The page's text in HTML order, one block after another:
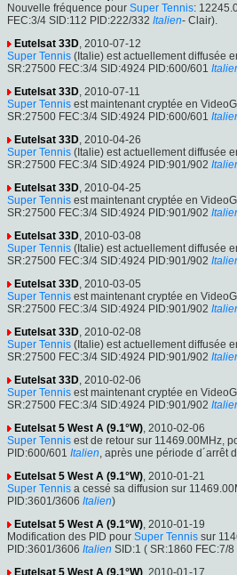
Nouvelle fréquence pour Super Tennis:
FEC:3/4 SID:112 PID:222/332 Italien- Clair).
Eutelsat 33D, 2010-07-12
Super Tennis (Italie) est actuellement diffusée
SR:27500 FEC:3/4 SID:4924 PID:600/601
Eutelsat 33D, 2010-07-11
Super Tennis est maintenant cryptée en
SR:27500 FEC:3/4 SID:4924 PID:600/601
Eutelsat 33D, 2010-04-26
Super Tennis (Italie) est actuellement diffusée
SR:27500 FEC:3/4 SID:4924 PID:901/902
Eutelsat 33D, 2010-04-25
Super Tennis est maintenant cryptée en
SR:27500 FEC:3/4 SID:4924 PID:901/902
Eutelsat 33D, 2010-03-08
Super Tennis (Italie) est actuellement diffusée
SR:27500 FEC:3/4 SID:4924 PID:901/902
Eutelsat 33D, 2010-03-05
Super Tennis est maintenant cryptée en
SR:27500 FEC:3/4 SID:4924 PID:901/902
Eutelsat 33D, 2010-02-08
Super Tennis (Italie) est actuellement diffusée
SR:27500 FEC:3/4 SID:4924 PID:901/902
Eutelsat 33D, 2010-02-06
Super Tennis est maintenant cryptée en
SR:27500 FEC:3/4 SID:4924 PID:901/902
Eutelsat 5 West A (9.1°W), 2010-02-06
Super Tennis est de retour sur 11469.00MHz,
PID:600/601 Italien, après une période d´arrêt
Eutelsat 5 West A (9.1°W), 2010-01-21
Super Tennis a cessé sa diffusion sur
PID:3601/3606 Italien)
Eutelsat 5 West A (9.1°W), 2010-01-19
Modification des PID pour Super Tennis sur
PID:3601/3606 Italien SID:1 ( SR:1860 FEC:7/
Eutelsat 5 West A (9.1°W), 2010-01-17